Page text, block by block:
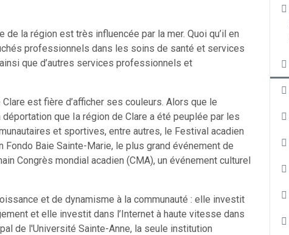
de la région est très influencée par la mer. Quoi qu’il en
professionnels dans les soins de santé et services
que d’autres services professionnels et
est fière d’afficher ses couleurs. Alors que le
que Ia région de Clare a été peuplée par les
et sportives, entre autres, le Festival acadien
Baie Sainte-Marie, le plus grand événement de
Congrès mondial acadien (CMA), un événement culturel
et de dynamisme à la communauté : elle investit
et elle investit dans l’Internet à haute vitesse dans
de l'Université Sainte-Anne, la seule institution